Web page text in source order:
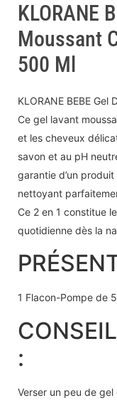
KLORANE
Moussant
500 Ml
KLORANE BEBE
Ce gel lavant
et les cheveux
savon et au pH
garantie d’un
nettoyant
Ce 2 en 1 constitue
quotidienne dès la
1 Flacon-Pompe de
:
Verser un peu de